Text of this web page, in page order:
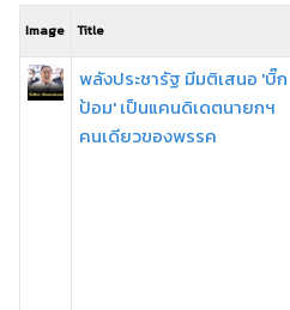
Image Title
พลังประชารัฐ มีมติเสนอ 'บิ๊ก
ป้อม' เป็นแคนดิเดตนายกฯ
คนเดียวของพรรค